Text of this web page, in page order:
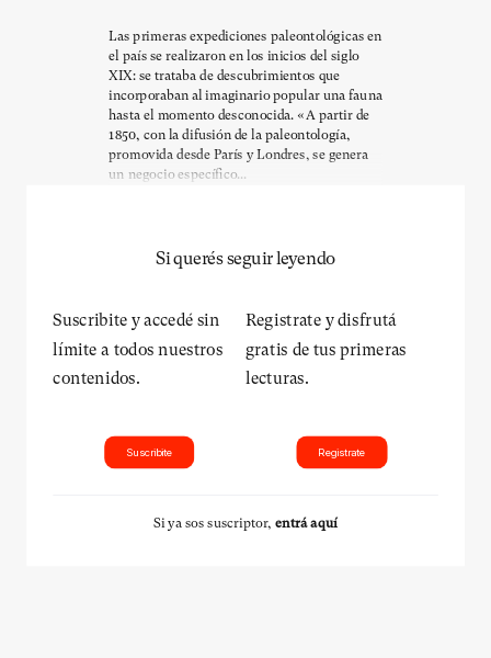
Las primeras expediciones paleontológicas en
el país se realizaron en los inicios del siglo
XIX: se trataba de descubrimientos que
incorporaban al imaginario popular una fauna
hasta el momento desconocida. «A partir de
1850, con la difusión de la paleontología,
promovida desde París y Londres, se genera
un negocio específico...
Si querés seguir leyendo
Suscribite y accedé sin
límite a todos nuestros
contenidos.
Suscribite
Registrate y disfrutá
gratis de tus primeras
lecturas.
Registrate
Si ya sos suscriptor, entrá aquí